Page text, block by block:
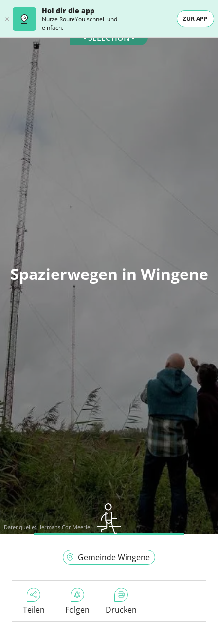
Hol dir die app
Nutze RouteYou schnell und
einfach.
ZUR APP
- SELECTION -
Spazierwegen in Wingene
Datenquelle:Hermans Cor Meerle
Gemeinde Wingene
Teilen Folgen Drucken